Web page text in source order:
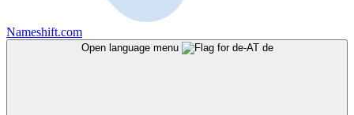
Nameshift.com
Open language menu de